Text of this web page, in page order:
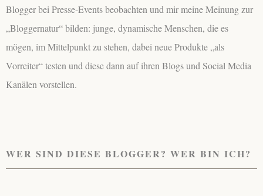
Blogger bei Presse-Events beobachten und mir meine Meinung zur
„Bloggernatur“ bilden: junge, dynamische Menschen, die es
mögen, im Mittelpunkt zu stehen, dabei neue Produkte „als
Vorreiter“ testen und diese dann auf ihren Blogs und Social Media
Kanälen vorstellen.
WER SIND DIESE BLOGGER? WER BIN ICH?